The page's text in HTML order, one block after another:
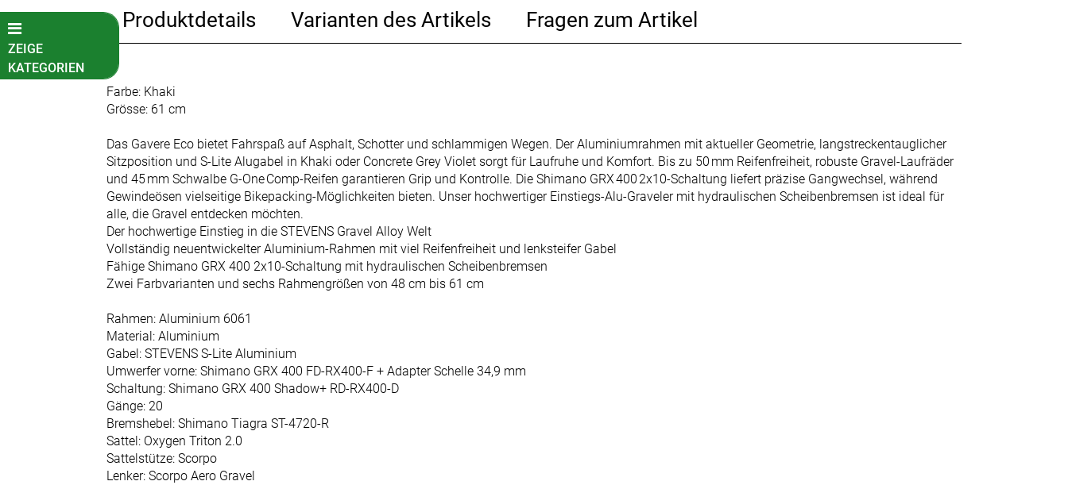
ZEIGE
KATEGORIEN
Jugendfahrräder
Mountainbikes
Cyclocross-
Trekkingräder
Produktdetails Varianten des Artikels Fragen zum Artikel
Farbe: Khaki
Grösse: 61 cm
Das Gavere Eco bietet Fahrspaß auf Asphalt, Schotter und schlammigen Wegen. Der Aluminiumrahmen mit aktueller Geometrie, langstreckentauglicher
Sitzposition und S-Lite Alugabel in Khaki oder Concrete Grey Violet sorgt für Laufruhe und Komfort. Bis zu 50 mm Reifenfreiheit, robuste Gravel-Laufräder
und 45 mm Schwalbe G-One Comp-Reifen garantieren Grip und Kontrolle. Die Shimano GRX 400 2x10-Schaltung liefert präzise Gangwechsel, während
Gewindeösen vielseitige Bikepacking-Möglichkeiten bieten. Unser hochwertiger Einstiegs-Alu-Graveler mit hydraulischen Scheibenbremsen ist ideal für
alle, die Gravel entdecken möchten.
Der hochwertige Einstieg in die STEVENS Gravel Alloy Welt
Vollständig neuentwickelter Aluminium-Rahmen mit viel Reifenfreiheit und lenksteifer Gabel
Fähige Shimano GRX 400 2x10-Schaltung mit hydraulischen Scheibenbremsen
Zwei Farbvarianten und sechs Rahmengrößen von 48 cm bis 61 cm
Rahmen: Aluminium 6061
Material: Aluminium
Gabel: STEVENS S-Lite Aluminium
Umwerfer vorne: Shimano GRX 400 FD-RX400-F + Adapter Schelle 34,9 mm
Schaltung: Shimano GRX 400 Shadow+ RD-RX400-D
Gänge: 20
Bremshebel: Shimano Tiagra ST-4720-R
Sattel: Oxygen Triton 2.0
Sattelstütze: Scorpo
Lenker: Scorpo Aero Gravel